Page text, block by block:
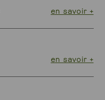
en savoir +
en savoir +